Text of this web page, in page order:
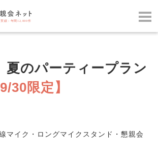
夏のパーティープラン
30限定】
マイク・ロングマイクスタンド・懇親会